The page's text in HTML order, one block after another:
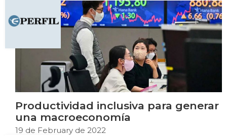
Productividad inclusiva para generar
una macroeconomía
19 de February de 2022